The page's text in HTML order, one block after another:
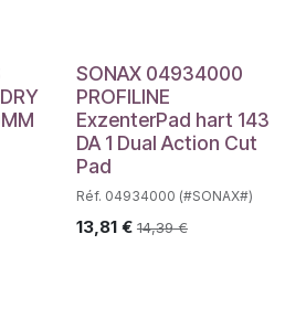
SONAX 04934000
PROFILINE
ExzenterPad hart 143
DA 1 Dual Action Cut
Pad
Réf. 04934000 (#SONAX#)
13,81€ 14,39€